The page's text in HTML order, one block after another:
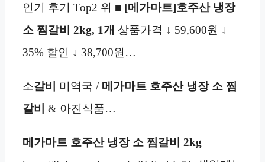
인기 후기 Top2 위 ■ [메가마트]호주산 냉장
소 찜갈비 2kg, 1개 상품가격 ↓ 59,600원 ↓
35% 할인 ↓ 38,700원…
소갈비 미역국 / 메가마트 호주산 냉장 소 찜
갈비
& 아진식품…
메가마트 호주산 냉장 소 찜갈비 2kg